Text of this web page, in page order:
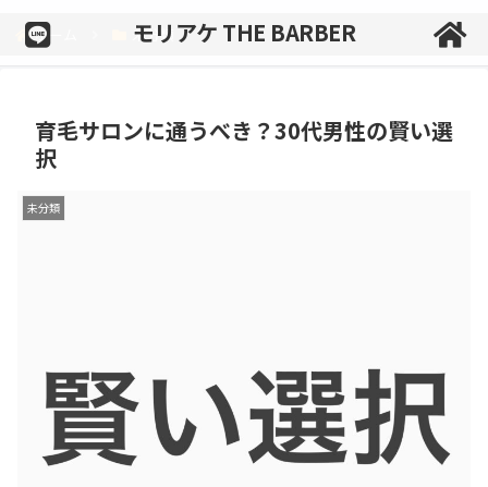
ホーム 未分類
育毛サロンに通うべき？30代男性の賢い選
択
未分類
モリアケ THE BARBER